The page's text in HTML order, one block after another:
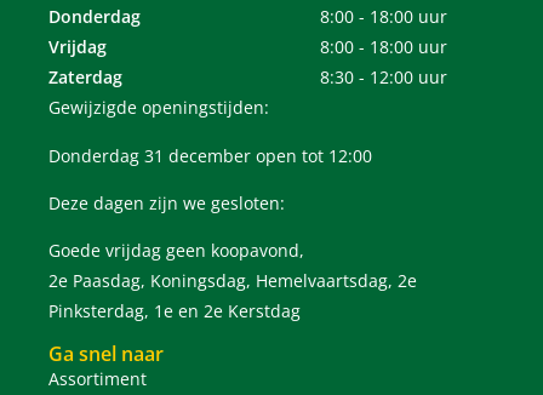
Donderdag
8:00 - 18:00 uur
Vrijdag
8:00 - 18:00 uur
Zaterdag
8:30 - 12:00 uur
Gewijzigde openingstijden:
Donderdag 31 december open tot 12:00
Deze dagen zijn we gesloten:
Goede vrijdag geen koopavond,
2e Paasdag, Koningsdag, Hemelvaartsdag, 2e
Pinksterdag, 1e en 2e Kerstdag
Ga snel naar
Assortiment